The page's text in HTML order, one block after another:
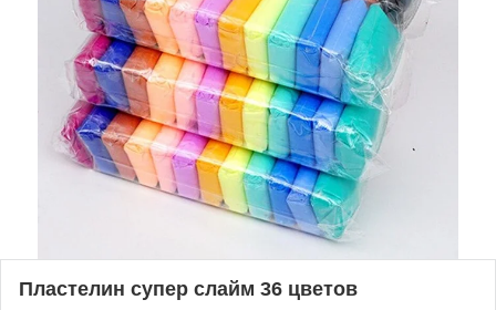
Пластелин супер слайм 36 цветов